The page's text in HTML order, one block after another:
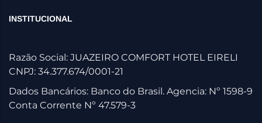
INSTITUCIONAL
Razão Social: JUAZEIRO COMFORT HOTEL EIRELI
CNPJ: 34.377.674/0001-21
Dados Bancários: Banco do Brasil. Agencia: Nº 1598-9
Conta Corrente Nº 47.579-3